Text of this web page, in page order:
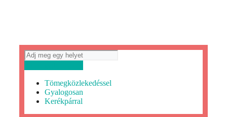
Tömegközlekedéssel
Gyalogosan
Kerékpárral